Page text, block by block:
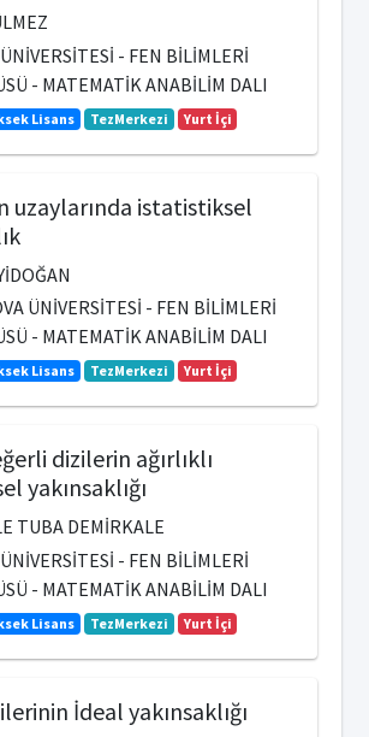
- FEN BİLİMLERİ
- MATEMATİK ANABİLİM DALI
Lisans TezMerkezi Yurt İçi
uzaylarında istatistiksel
ÜNİVERSİTESİ - FEN BİLİMLERİ
- MATEMATİK ANABİLİM DALI
Lisans TezMerkezi Yurt İçi
dizilerin ağırlıklı
yakınsaklığı
TUBA DEMİRKALE
- FEN BİLİMLERİ
- MATEMATİK ANABİLİM DALI
Lisans TezMerkezi Yurt İçi
İdeal yakınsaklığı